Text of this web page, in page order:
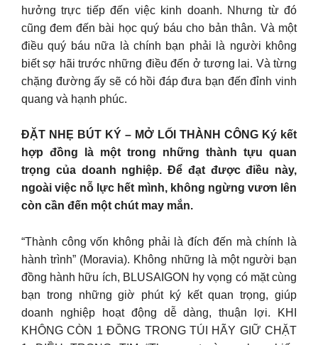
hưởng trực tiếp đến việc kinh doanh. Nhưng từ đó
cũng đem đến bài học quý báu cho bản thân. Và một
điều quý báu nữa là chính bạn phải là người không
biết sợ hãi trước những điều đến ở tương lai. Và từng
chặng đường ấy sẽ có hồi đáp đưa bạn đến đỉnh vinh
quang và hạnh phúc.
ĐẶT NHẸ BÚT KÝ – MỞ LỐI THÀNH CÔNG Ký kết
hợp đồng là một trong những thành tựu quan
trọng của doanh nghiệp. Để đạt được điều này,
ngoài việc nỗ lực hết mình, không ngừng vươn lên
còn cần đến một chút may mắn.
“Thành công vốn không phải là đích đến mà chính là
hành trình” (Moravia). Không những là một người bạn
đồng hành hữu ích, BLUSAIGON hy vọng có mặt cùng
bạn trong những giờ phút ký kết quan trọng, giúp
doanh nghiệp hoạt động dễ dàng, thuận lợi. KHI
KHÔNG CÒN 1 ĐỒNG TRONG TÚI HÃY GIỮ CHẶT